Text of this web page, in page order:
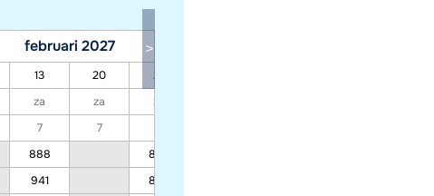
februari 2027
13 20 27
za za za
7 7
888 850
941 899